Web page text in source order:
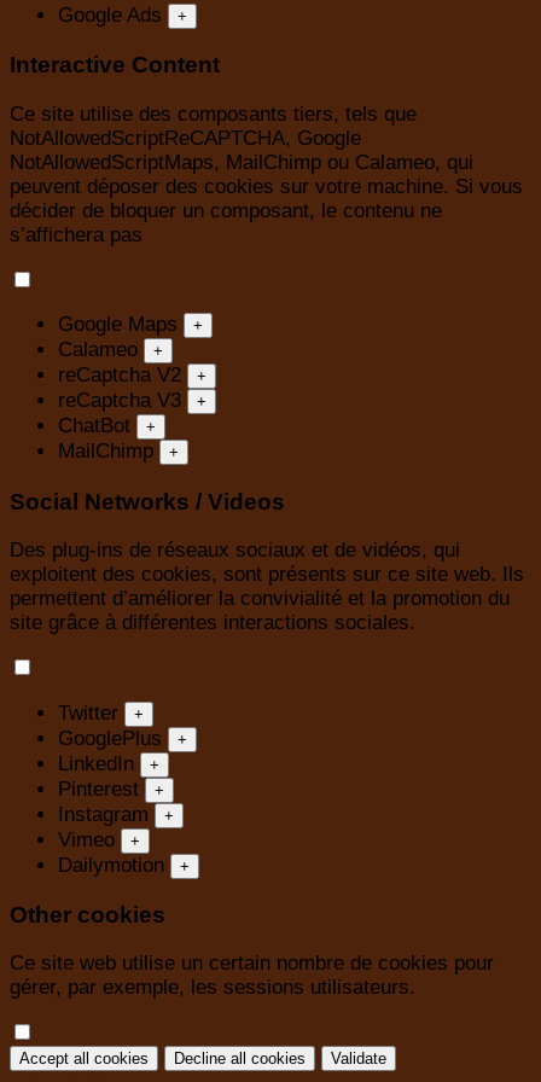
Google Ads +
Interactive Content
Ce site utilise des composants tiers, tels que
NotAllowedScriptReCAPTCHA, Google
NotAllowedScriptMaps, MailChimp ou Calameo, qui
peuvent déposer des cookies sur votre machine. Si vous
décider de bloquer un composant, le contenu ne
s’affichera pas
Google Maps +
Calameo +
reCaptcha V2 +
reCaptcha V3 +
ChatBot +
MailChimp +
Social Networks / Videos
Des plug-ins de réseaux sociaux et de vidéos, qui
exploitent des cookies, sont présents sur ce site web. Ils
permettent d’améliorer la convivialité et la promotion du
site grâce à différentes interactions sociales.
Twitter +
GooglePlus +
LinkedIn +
Pinterest +
Instagram +
Vimeo +
Dailymotion +
Other cookies
Ce site web utilise un certain nombre de cookies pour
gérer, par exemple, les sessions utilisateurs.
Accept all cookies Decline all cookies Validate